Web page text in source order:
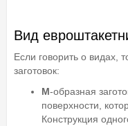
Вид
Если говорить о видах,
заготовок:
М-образная
поверхности,
Конструкция